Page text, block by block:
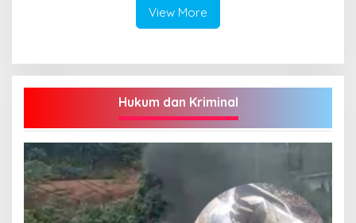
View More
Hukum dan Kriminal